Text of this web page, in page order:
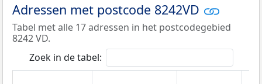
Adressen met postcode 8242VD
Tabel met alle 17 adressen in het postcodegebied
8242 VD.
Zoek in de tabel: